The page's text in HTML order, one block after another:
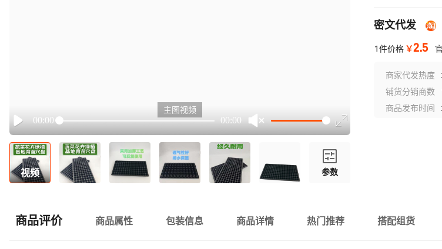
Play
00:00 00:00
主图视频
视频 参数
5X10
密文代发
1件价格 ￥2.5
商家代发热度
铺货分销商数
商品发布时间
商品评价 商品属性 包装信息 商品详情 热门推荐 搭配组货